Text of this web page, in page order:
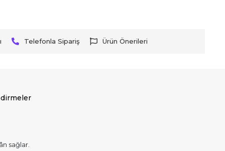
Telefonla Sipariş Ürün Önerileri
sağlar.